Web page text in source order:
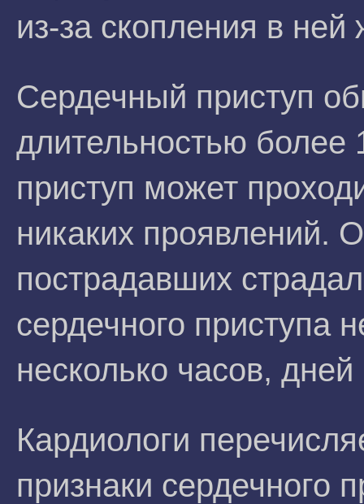
из-за скопления в ней
Сердечный приступ
длительностью более
приступ может
никаких проявлений.
пострадавших
сердечного приступа
несколько часов,
Кардиологи
признаки сердечного